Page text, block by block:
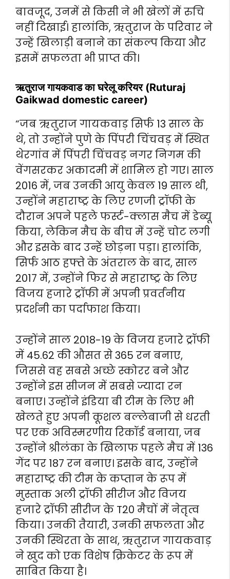
बावजूद, उनमें से किसी ने भी खेलों में रुचि
नहीं दिखाई। हालांकि, ऋतुराज के परिवार ने
उन्हें खिलाड़ी बनाने का संकल्प किया और
इसमें सफलता भी प्राप्त की।
ऋतुराज गायकवाड का घरेलू करियर (Ruturaj
Gaikwad domestic career)
“जब ऋतुराज गायकवाड़ सिर्फ 13 साल के
थे, तो उन्होंने पुणे के पिंपरी चिंचवड़ में स्थित
थेरगांव में पिंपरी चिंचवड़ नगर निगम की
वेंगसरकर अकादमी में शामिल हो गए। साल
2016 में, जब उनकी आयु केवल 19 साल थी,
उन्होंने महाराष्ट्र के लिए रणजी ट्रॉफी के
दौरान अपने पहले फर्स्ट-क्लास मैच में डेब्यू
किया, लेकिन मैच के बीच में उन्हें चोट लगी
और इसके बाद उन्हें छोड़ना पड़ा। हालांकि,
सिर्फ आठ हफ्ते के अंतराल के बाद, साल
2017 में, उन्होंने फिर से महाराष्ट्र के लिए
विजय हजारे ट्रॉफी में अपनी प्रवर्तनीय
प्रदर्शनी का पर्दाफाश किया।
उन्होंने साल 2018-19 के विजय हजारे ट्रॉफी
में 45.62 की औसत से 365 रन बनाए,
जिससे वह सबसे अच्छे स्कोरर बने और
उन्होंने इस सीजन में सबसे ज्यादा रन
बनाए। उन्होंने इंडिया बी टीम के लिए भी
खेलते हुए अपनी कूशल बल्लेबाजी से धरती
पर एक अविस्मरणीय रिकॉर्ड बनाया, जब
उन्होंने श्रीलंका के खिलाफ पहले मैच में 136
गेंद पर 187 रन बनाए। इसके बाद, उन्होंने
महाराष्ट्र की टीम के कप्तान के रूप में
मुस्ताक अली ट्रॉफी सीरीज और विजय
हजारे ट्रॉफी सीरीज के T20 मैचों में नेतृत्व
किया। उनकी तैयारी, उनकी सफलता और
उनकी स्थिरता के साथ, ऋतुराज गायकवाड़
ने खुद को एक विशेष क्रिकेटर के रूप में
साबित किया है।